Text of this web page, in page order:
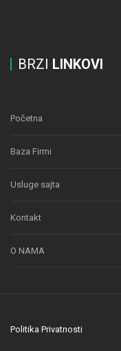
BRZI LINKOVI
Početna
Baza Firmi
Usluge sajta
Kontakt
O NAMA
Politika Privatnosti